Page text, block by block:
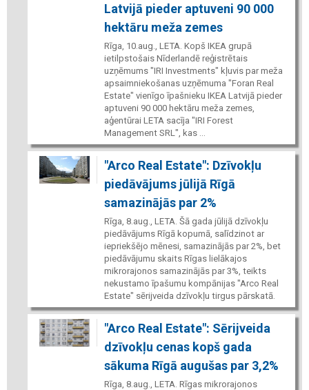
Latvijā pieder aptuveni 90 000
hektāru meža zemes
Rīga, 10.aug., LETA. Kopš IKEA grupā
ietilpstošais Nīderlandē reģistrētais
uzņēmums "IRI Investments" kļuvis par meža
apsaimniekošanas uzņēmuma "Foran Real
Estate" vienīgo īpašnieku IKEA Latvijā pieder
aptuveni 90 000 hektāru meža zemes,
aģentūrai LETA sacīja "IRI Forest
Management SRL", kas ...
"Arco Real Estate": Dzīvokļu
piedāvājums jūlijā Rīgā
samazinājās par 2%
Rīga, 8.aug., LETA. Šā gada jūlijā dzīvokļu
piedāvājums Rīgā kopumā, salīdzinot ar
iepriekšējo mēnesi, samazinājās par 2%, bet
piedāvājumu skaits Rīgas lielākajos
mikrorajonos samazinājās par 3%, teikts
nekustamo īpašumu kompānijas "Arco Real
Estate" sērijveida dzīvokļu tirgus pārskatā.
"Arco Real Estate": Sērijveida
dzīvokļu cenas kopš gada
sākuma Rīgā augušas par 3,2%
Rīga, 8.aug., LETA. Rīgas mikrorajonos